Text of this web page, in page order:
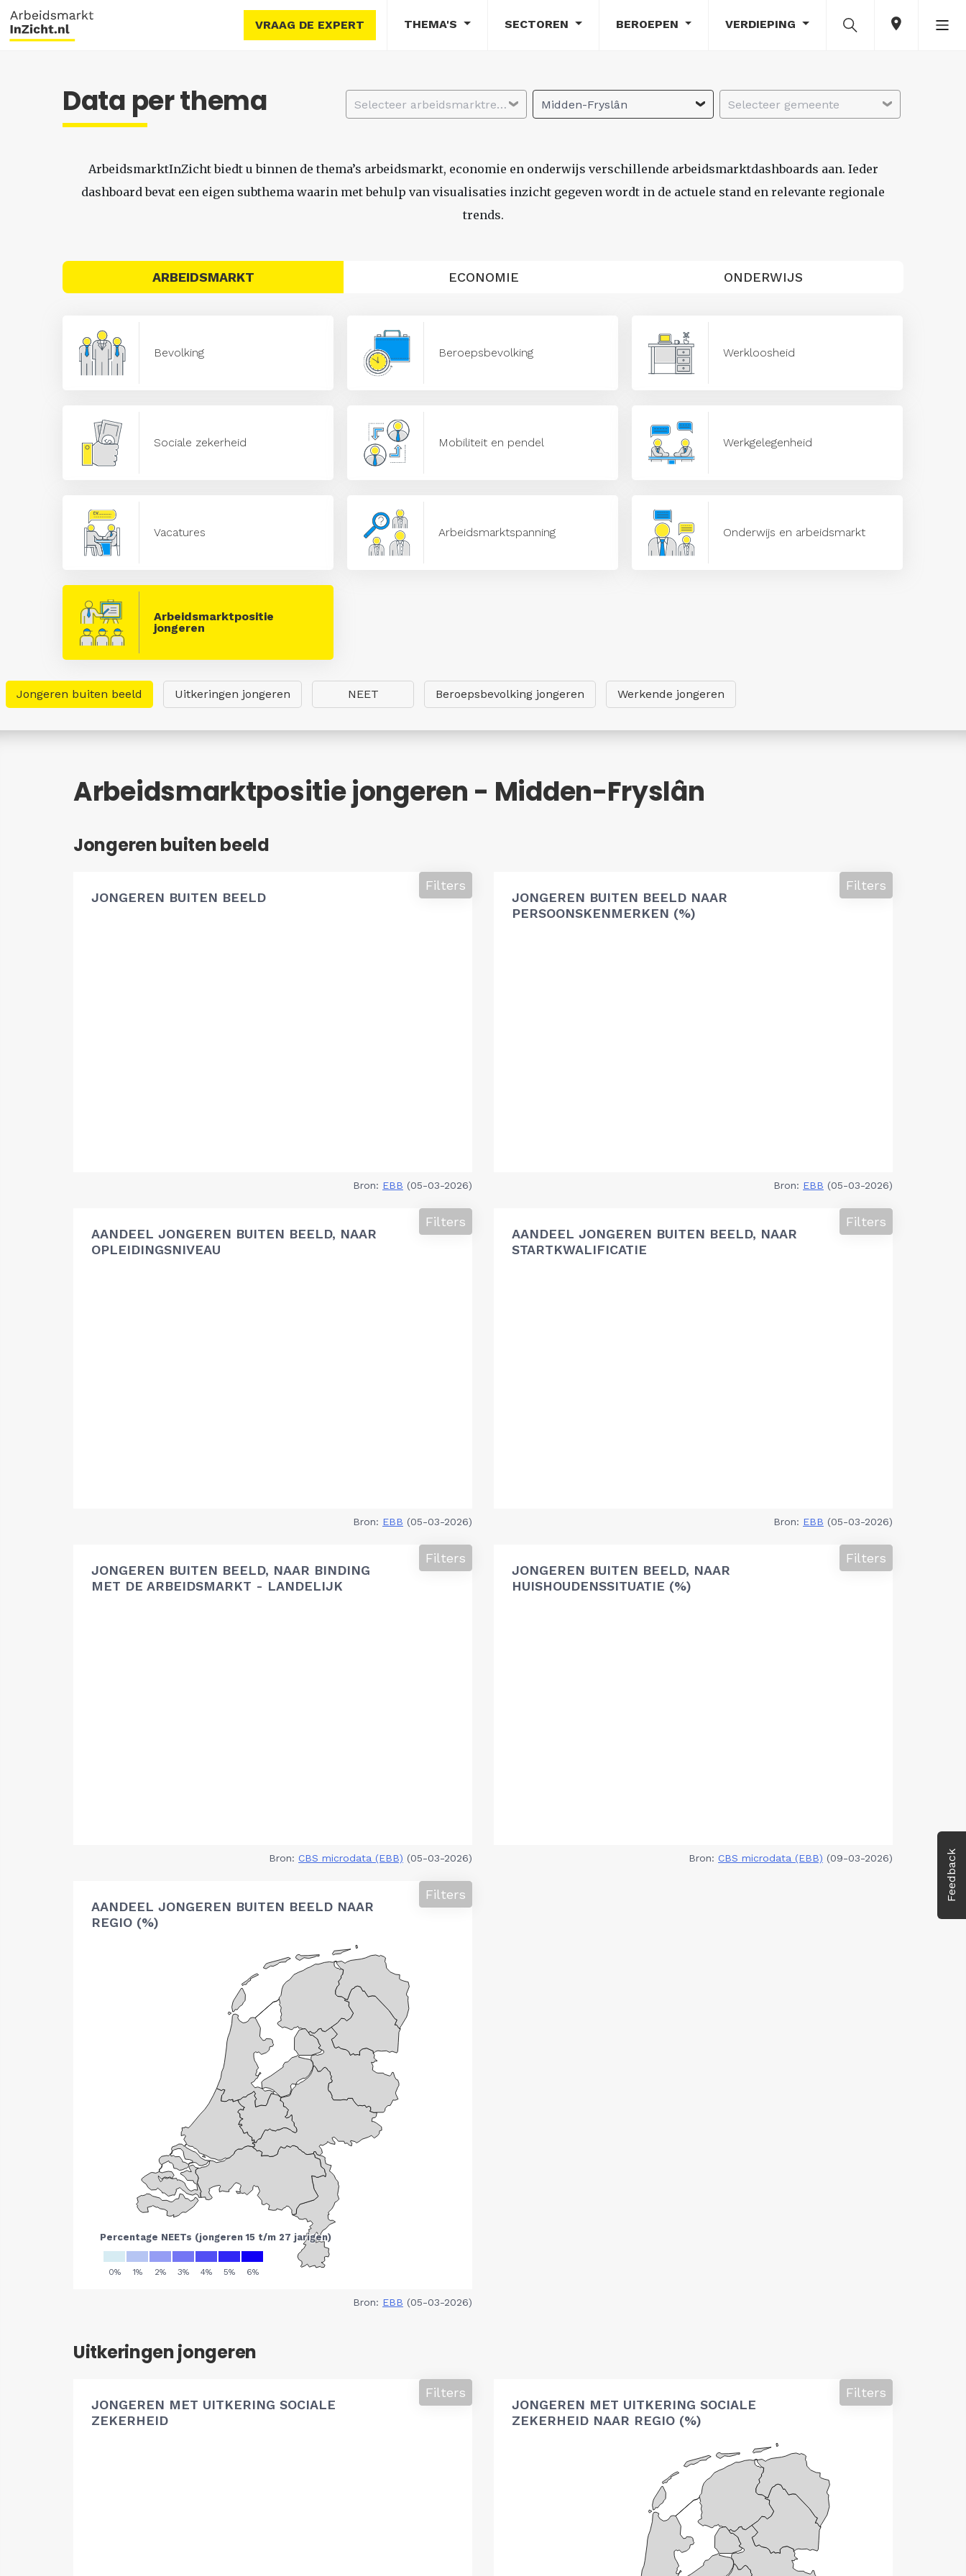
VRAAG DE EXPERT THEMA'S SECTOREN BEROEPEN VERDIEPING
Feedback
Data per thema Selecteer arbeidsmarktregio Midden-Fryslân Selecteer gemeente
ArbeidsmarktInZicht biedt u binnen de thema’s arbeidsmarkt, economie en onderwijs verschillende arbeidsmarktdashboards aan. Ieder
dashboard bevat een eigen subthema waarin met behulp van visualisaties inzicht gegeven wordt in de actuele stand en relevante regionale
trends.
ARBEIDSMARKT ECONOMIE ONDERWIJS
Bevolking Beroepsbevolking Werkloosheid
Sociale zekerheid Mobiliteit en pendel Werkgelegenheid
Vacatures Arbeidsmarktspanning Onderwijs en arbeidsmarkt
Arbeidsmarktpositie
jongeren
Jongeren buiten beeld Uitkeringen jongeren NEET Beroepsbevolking jongeren Werkende jongeren
Arbeidsmarktpositie jongeren - Midden-Fryslân
Jongeren buiten beeld
JONGEREN BUITEN BEELD
Filters
Bron: EBB (05-03-2026)
JONGEREN BUITEN BEELD NAAR
PERSOONSKENMERKEN (%)
Filters
Bron: EBB (05-03-2026)
AANDEEL JONGEREN BUITEN BEELD, NAAR
OPLEIDINGSNIVEAU
Filters
Bron: EBB (05-03-2026)
AANDEEL JONGEREN BUITEN BEELD, NAAR
STARTKWALIFICATIE
Filters
Bron: EBB (05-03-2026)
JONGEREN BUITEN BEELD, NAAR BINDING
MET DE ARBEIDSMARKT - LANDELIJK
Filters
Bron: CBS microdata (EBB) (05-03-2026)
JONGEREN BUITEN BEELD, NAAR
HUISHOUDENSSITUATIE (%)
Filters
Bron: CBS microdata (EBB) (09-03-2026)
AANDEEL JONGEREN BUITEN BEELD NAAR
REGIO (%)
Filters
Bron: EBB (05-03-2026)
Uitkeringen jongeren
JONGEREN MET UITKERING SOCIALE
ZEKERHEID
Filters
JONGEREN MET UITKERING SOCIALE
ZEKERHEID NAAR REGIO (%)
Filters